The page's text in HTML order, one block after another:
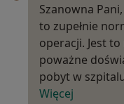
Szanowna Pani,
to zupełnie
operacji. Jest
poważne
pobyt w
Więcej